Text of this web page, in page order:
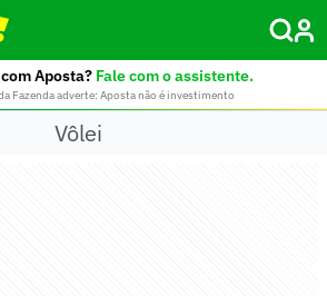
Aposta? Fale com o assistente.
Fazenda adverte: Aposta não é investimento
Vôlei